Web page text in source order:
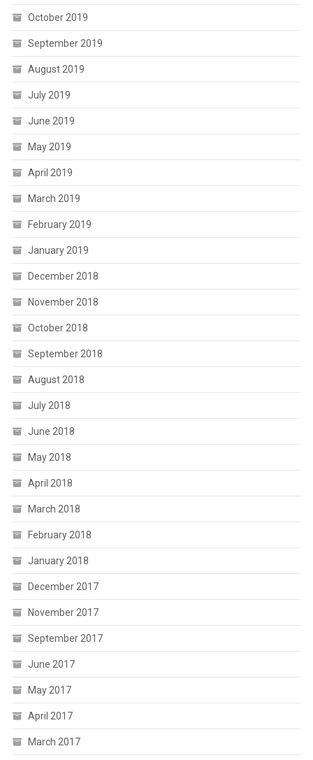
October 2019
September 2019
August 2019
July 2019
June 2019
May 2019
April 2019
March 2019
February 2019
January 2019
December 2018
November 2018
October 2018
September 2018
August 2018
July 2018
June 2018
May 2018
April 2018
March 2018
February 2018
January 2018
December 2017
November 2017
September 2017
June 2017
May 2017
April 2017
March 2017